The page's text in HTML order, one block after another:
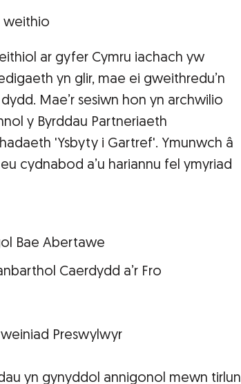
weithio
ar gyfer Cymru iachach yw
yn glir, mae ei gweithredu’n
Mae’r sesiwn hon yn archwilio
y Byrddau Partneriaeth
'Ysbyty i Gartref'. Ymunwch â
cydnabod a’u hariannu fel ymyriad
Bae Abertawe
Caerdydd a’r Fro
Preswylwyr
yn gynyddol annigonol mewn tirlun